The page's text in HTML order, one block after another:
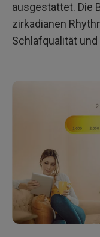
ausgestattet. Die
zirkadianen
Schlafqualität